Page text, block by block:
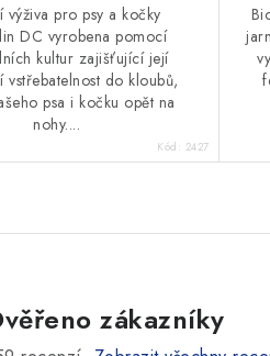
výživa pro psy a kočky
DC vyrobena pomocí
kultur zajišťující její
vstřebatelnost do kloubů,
psa i kočku opět na
nohy....
Kód: 2427
zákazníky